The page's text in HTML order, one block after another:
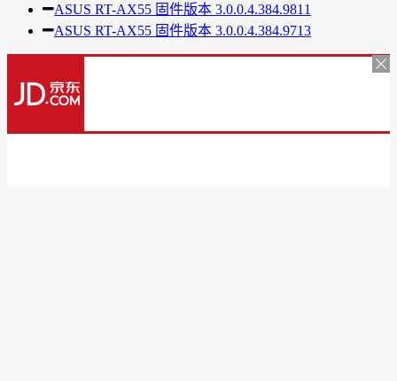
ASUS RT-AX55 固件版本 3.0.0.4.384.9811
ASUS RT-AX55 固件版本 3.0.0.4.384.9713